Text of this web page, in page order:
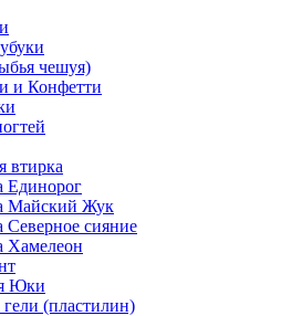
чешуя)
и Конфетти
втирка
Единорог
Майский Жук
Северное сияние
Хамелеон
Юки
(пластилин)